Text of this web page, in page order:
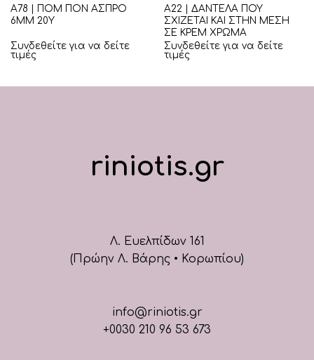
Α78 | ΠΟΜ ΠΟΝ ΑΣΠΡΟ
6ΜΜ 20Υ
Συνδεθείτε για να δείτε
τιμές
Α22 | ΔΑΝΤΕΛΑ ΠΟΥ
ΣΧΙΖΕΤΑΙ ΚΑΙ ΣΤΗΝ ΜΕΣΗ
ΣΕ ΚΡΕΜ ΧΡΩΜΑ
Συνδεθείτε για να δείτε
τιμές
riniotis.gr
Λ. Ευελπίδων 161
(Πρώην Λ. Βάρης • Κορωπίου)
info@riniotis.gr
+0030 210 96 53 673